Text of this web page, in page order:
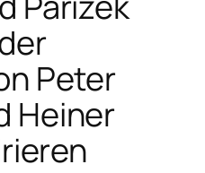
Peter
Heiner